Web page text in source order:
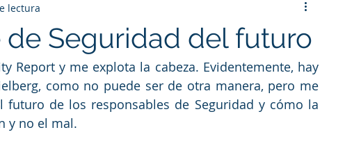
de Seguridad del futuro
lectura
Report y me explota la cabeza. Evidentemente, hay
como no puede ser de otra manera, pero me
futuro de los responsables de Seguridad y cómo la
y no el mal.